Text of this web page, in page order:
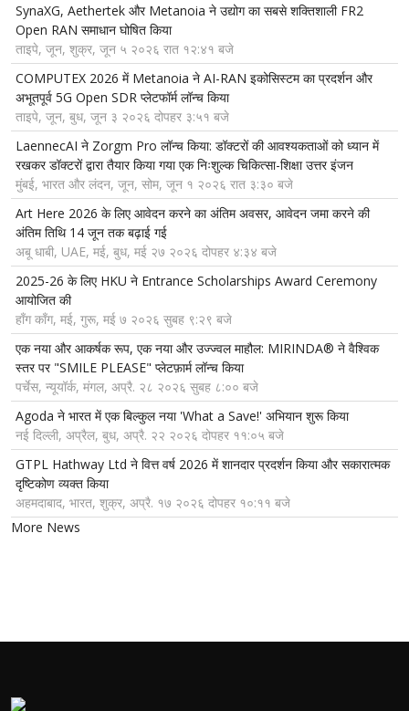
SynaXG, Aethertek और Metanoia ने उद्योग का सबसे शक्तिशाली FR2
Open RAN समाधान घोषित किया
ताइपे, जून, शुक्र, जून ५ २०२६ रात १२:४१ बजे
COMPUTEX 2026 में Metanoia ने AI-RAN इकोसिस्टम का प्रदर्शन और
अभूतपूर्व 5G Open SDR प्लेटफॉर्म लॉन्च किया
ताइपे, जून, बुध, जून ३ २०२६ दोपहर ३:५१ बजे
LaennecAI ने Zorgm Pro लॉन्च किया: डॉक्टरों की आवश्यकताओं को ध्यान में
रखकर डॉक्टरों द्वारा तैयार किया गया एक निःशुल्क चिकित्सा-शिक्षा उत्तर इंजन
मुंबई, भारत और लंदन, जून, सोम, जून १ २०२६ रात ३:३० बजे
Art Here 2026 के लिए आवेदन करने का अंतिम अवसर, आवेदन जमा करने की
अंतिम तिथि 14 जून तक बढ़ाई गई
अबू धाबी, UAE, मई, बुध, मई २७ २०२६ दोपहर ४:३४ बजे
2025-26 के लिए HKU ने Entrance Scholarships Award Ceremony
आयोजित की
हाँग काँग, मई, गुरू, मई ७ २०२६ सुबह ९:२९ बजे
एक नया और आकर्षक रूप, एक नया और उज्ज्वल माहौल: MIRINDA® ने वैश्विक
स्तर पर "SMILE PLEASE" प्लेटफ़ार्म लॉन्च किया
पर्चेस, न्यूयॉर्क, मंगल, अप्रै. २८ २०२६ सुबह ८:०० बजे
Agoda ने भारत में एक बिल्कुल नया 'What a Save!' अभियान शुरू किया
नई दिल्ली, अप्रैल, बुध, अप्रै. २२ २०२६ दोपहर ११:०५ बजे
GTPL Hathway Ltd ने वित्त वर्ष 2026 में शानदार प्रदर्शन किया और सकारात्मक
दृष्टिकोण व्यक्त किया
अहमदाबाद, भारत, शुक्र, अप्रै. १७ २०२६ दोपहर १०:११ बजे
More News